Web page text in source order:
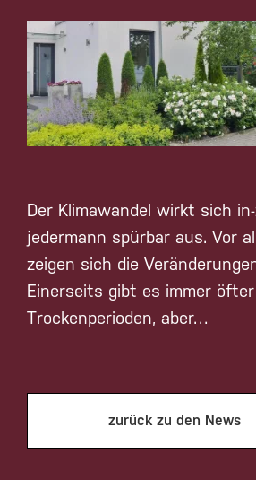
Der Klimawandel wirkt sich
jedermann spürbar aus. Vor
zeigen sich die
Einerseits gibt es immer
Trockenperioden, aber…
zurück zu den News